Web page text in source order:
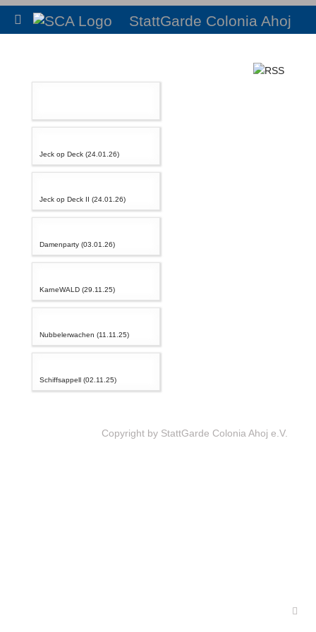
StattGarde Colonia Ahoj
Jeck op Deck (24.01.26)
Jeck op Deck II (24.01.26)
Damenparty (03.01.26)
KarneWALD (29.11.25)
Nubbelerwachen (11.11.25)
Schiffsappell (02.11.25)
Copyright by StattGarde Colonia Ahoj e.V.